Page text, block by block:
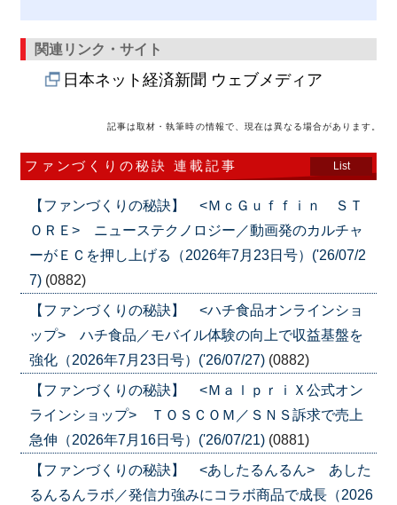
関連リンク・サイト
日本ネット経済新聞 ウェブメディア
記事は取材・執筆時の情報で、現在は異なる場合があります。
ファンづくりの秘訣 連載記事 List
【ファンづくりの秘訣】 <ＭｃＧｕｆｆｉｎ ＳＴ
ＯＲＥ> ニューステクノロジー／動画発のカルチャ
ーがＥＣを押し上げる（2026年7月23日号）('26/07/2
7) (0882)
【ファンづくりの秘訣】 <ハチ食品オンラインショ
ップ> ハチ食品／モバイル体験の向上で収益基盤を
強化（2026年7月23日号）('26/07/27) (0882)
【ファンづくりの秘訣】 <ＭａｌｐｒｉＸ公式オン
ラインショップ> ＴＯＳＣＯＭ／ＳＮＳ訴求で売上
急伸（2026年7月16日号）('26/07/21) (0881)
【ファンづくりの秘訣】 <あしたるんるん> あした
るんるんラボ／発信力強みにコラボ商品で成長（2026